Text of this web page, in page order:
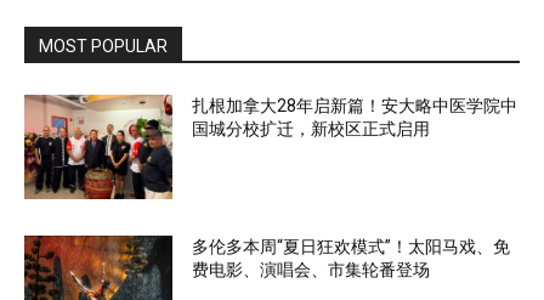
MOST POPULAR
扎根加拿大28年启新篇！安大略中医学院中
国城分校扩迁，新校区正式启用
多伦多本周“夏日狂欢模式”！太阳马戏、免
费电影、演唱会、市集轮番登场